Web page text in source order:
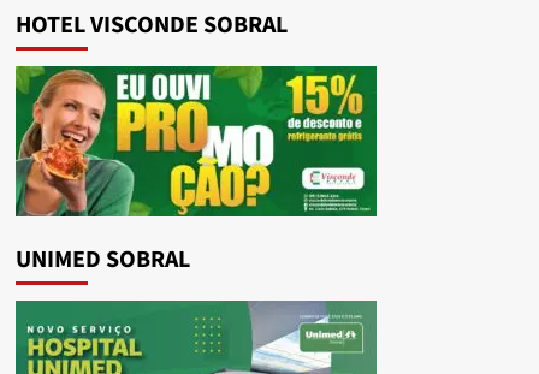
HOTEL VISCONDE SOBRAL
UNIMED SOBRAL